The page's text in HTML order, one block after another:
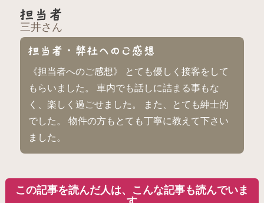
三井さん
《担当者へのご感想》 とても優しく接客をして
もらいました。 車内でも話しに詰まる事もな
く、楽しく過ごせました。 また、とても紳士的
でした。 物件の方もとても丁寧に教えて下さい
ました。
この記事を読んだ人は、こんな記事も読んでいま